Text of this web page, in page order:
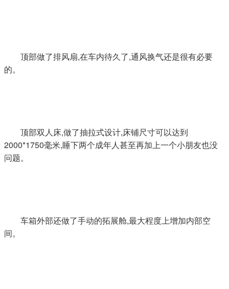
顶部做了排风扇,在车内待久了,通风换气还是很有必要
的。
顶部双人床,做了抽拉式设计,床铺尺寸可以达到
2000*1750毫米,睡下两个成年人甚至再加上一个小朋友也没
问题。
车箱外部还做了手动的拓展舱,最大程度上增加内部空
间。